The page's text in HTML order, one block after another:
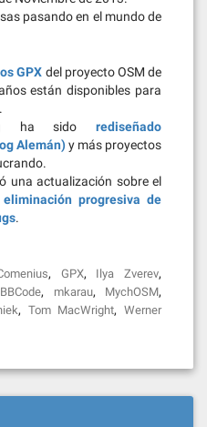
pasando en el mundo de
GPX del proyecto OSM de
están disponibles para
ha sido rediseñado
Alemán)y más proyectos
una actualización sobre el
eliminación progresiva de
.
, GPX, Ilya Zverev,
, mkarau, MychOSM,
, Tom MacWright,Werner